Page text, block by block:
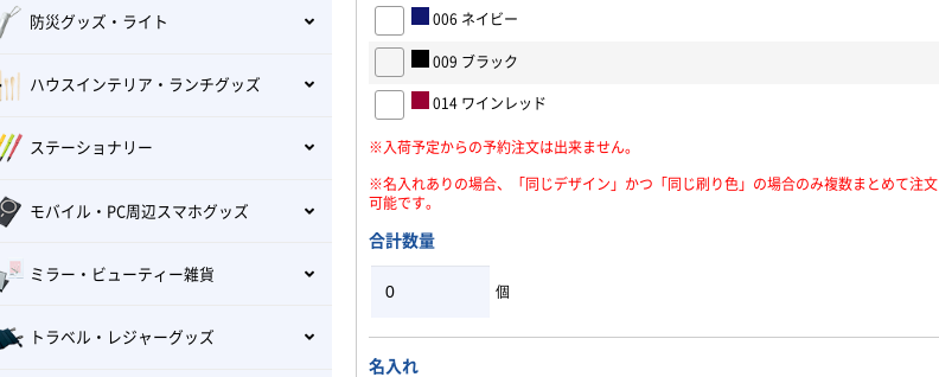
006 ネイビー
009 ブラック
014 ワインレッド
※入荷予定からの予約注文は出来ません。
※名入れありの場合、「同じデザイン」かつ「同じ刷り色」の場合のみ複数まとめて注文
可能です。
合計数量
個
名入れ
防災グッズ・ライト
ハウスインテリア・ランチグッズ
ステーショナリー
モバイル・PC周辺スマホグッズ
ミラー・ビューティー雑貨
トラベル・レジャーグッズ